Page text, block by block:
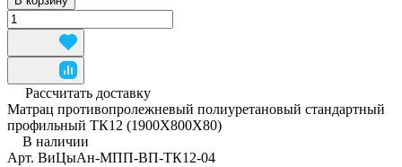
Рассчитать доставку
Матрац противопролежневый полиуретановый стандартный
профильный ТК12 (1900Х800Х80)
В наличии
Арт. ВиЦыАн-МПП-ВП-ТК12-04